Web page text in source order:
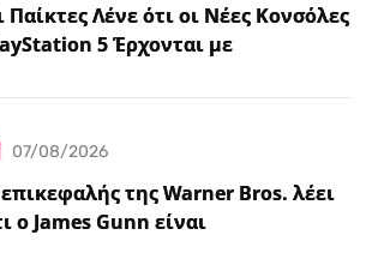
Παίκτες Λένε ότι οι Νέες Κονσόλες
5 Έρχονται με
07/08/2026
της Warner Bros. λέει
ο James Gunn είναι